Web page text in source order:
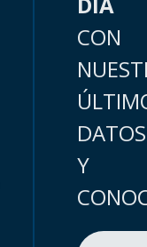
CON
DATOS
Y